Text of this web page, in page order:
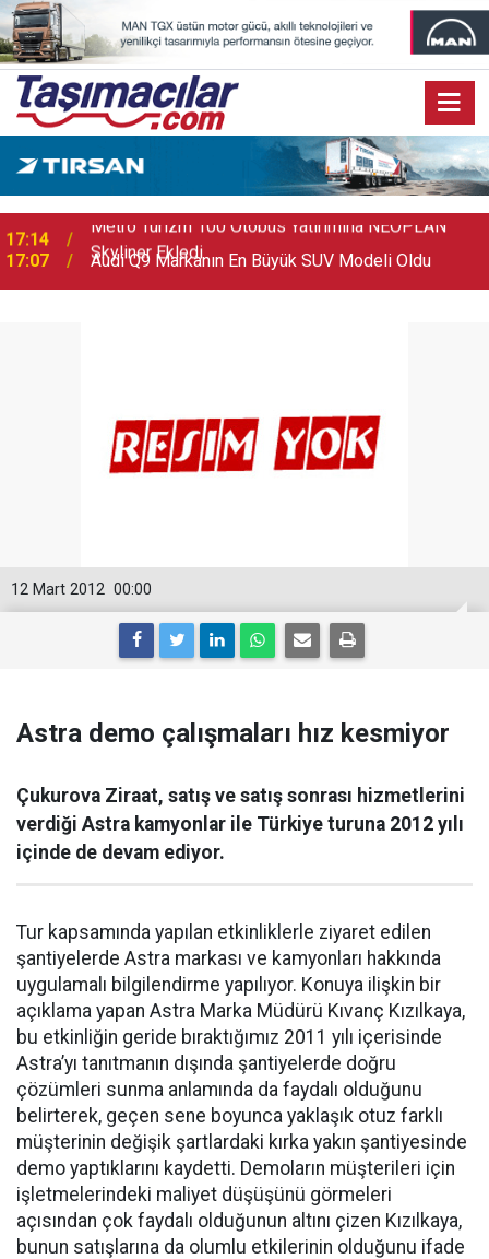
17:07 Audi Q9 Markanın En Büyük SUV Modeli Oldu
00:00
12 Mart 2012
Astra demo çalışmaları hız kesmiyor
Çukurova Ziraat, satış ve satış sonrası hizmetlerini
verdiği Astra kamyonlar ile Türkiye turuna 2012 yılı
içinde de devam ediyor.
Tur kapsamında yapılan etkinliklerle ziyaret edilen
şantiyelerde Astra markası ve kamyonları hakkında
uygulamalı bilgilendirme yapılıyor. Konuya ilişkin bir
açıklama yapan Astra Marka Müdürü Kıvanç Kızılkaya,
bu etkinliğin geride bıraktığımız 2011 yılı içerisinde
Astra’yı tanıtmanın dışında şantiyelerde doğru
çözümleri sunma anlamında da faydalı olduğunu
belirterek, geçen sene boyunca yaklaşık otuz farklı
müşterinin değişik şartlardaki kırka yakın şantiyesinde
demo yaptıklarını kaydetti. Demoların müşterileri için
işletmelerindeki maliyet düşüşünü görmeleri
açısından çok faydalı olduğunun altını çizen Kızılkaya,
bunun satışlarına da olumlu etkilerinin olduğunu ifade